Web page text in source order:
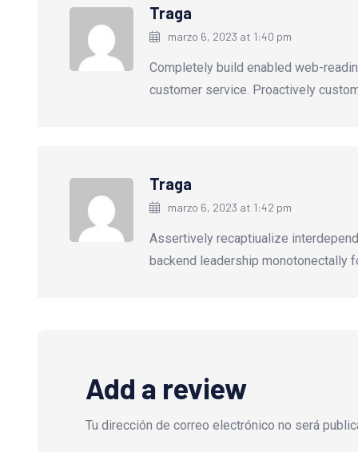
Traga
marzo 6, 2023 at 1:40 pm
Completely build enabled web-
customer service. Proactively
Traga
marzo 6, 2023 at 1:42 pm
Assertively recaptiualize
backend leadership monotonectally
Add a review
Tu dirección de correo electrónico no será